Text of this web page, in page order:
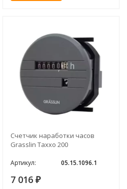
Счетчик наработки часов
Grasslin Taxxo 200
Артикул: 05.15.1096.1
7 016 ₽